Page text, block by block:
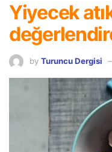
Yiyecek
by Turuncu Dergisi